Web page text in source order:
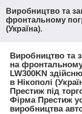
Виробництво та
фронтальному
(Україна).
Виробництво та
на
LW300KN
в Нікополі
Престиж під
Фірма Престиж
виробництва